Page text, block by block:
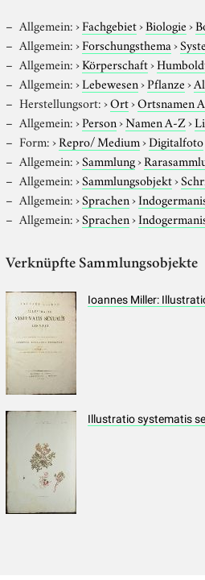
Allgemein:›Fachgebiet›Biologie›
Allgemein:›Forschungsthema›
Allgemein:›Körperschaft›
Allgemein:›Lebewesen›Pflanze›
Herstellungsort:›Ort›Ortsnamen
Allgemein:›Person›Namen A-Z›
Form:›Repro/ Medium›Digitalfoto
Allgemein:›Sammlung›
Allgemein:›Sammlungsobjekt›
Allgemein:›Sprachen›
Allgemein:›Sprachen›
Verknüpfte Sammlungsobjekte
Ioannes Miller:
Illustratio systematis